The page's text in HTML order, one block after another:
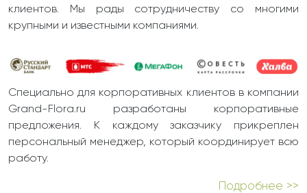
клиентов. Мы рады сотрудничеству со многими
крупными и известными компаниями.
Специально для корпоративных клиентов в компании
Grand-Flora.ru разработаны корпоративные
предложения. К каждому заказчику прикреплен
персональный менеджер, который координирует всю
работу.
Подробнее >>